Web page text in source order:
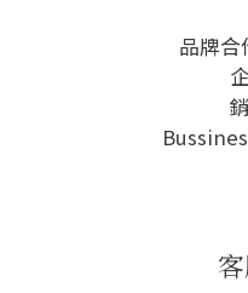
品牌合